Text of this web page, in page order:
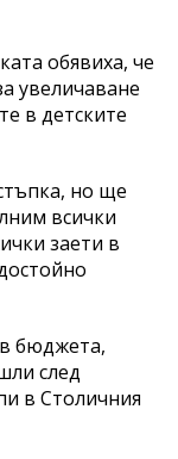
обявиха, че
увеличаване
в детските
но ще
всички
заети в
бюджета,
след
в Столичния